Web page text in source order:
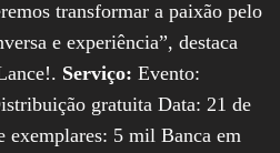
transformar a paixão pelo
e experiência”, destaca
Serviço: Evento:
gratuita Data: 21 de
5 mil Banca em